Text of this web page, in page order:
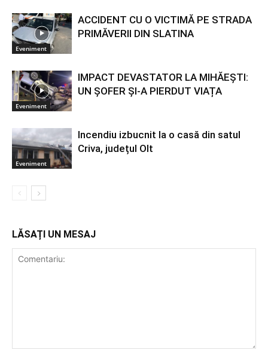
Eveniment
ACCIDENT CU O VICTIMĂ PE STRADA
PRIMĂVERII DIN SLATINA
Eveniment
IMPACT DEVASTATOR LA MIHĂEȘTI:
UN ȘOFER ȘI-A PIERDUT VIAȚA
Eveniment
Incendiu izbucnit la o casă din satul
Criva, județul Olt
LĂSAȚI UN MESAJ